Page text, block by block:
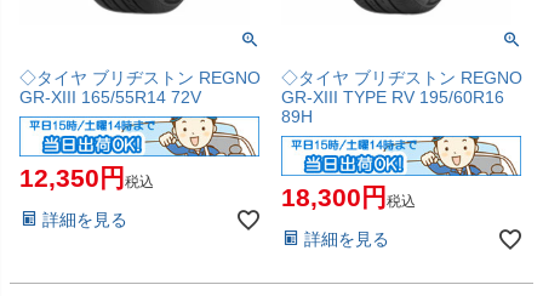
◇タイヤ ブリヂストン REGNO
GR-XIII 165/55R14 72V
12,350 税込
詳細を見る
◇タイヤ ブリヂストン REGNO
GR-XIII TYPE RV 195/60R16
89H
18,300 税込
詳細を見る